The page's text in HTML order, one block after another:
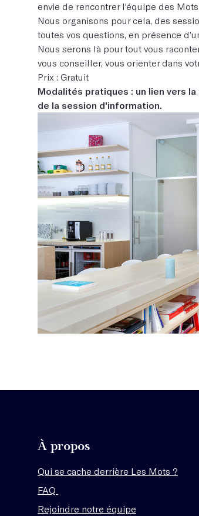
envie de rencontrer l'équipe des
Nous organisons pour cela, des
toutes vos questions, en présence
Nous serons là pour tout vous
vous conseiller, vous orienter dans
Prix : Gratuit
Modalités pratiques : un lien vers
de la session d'information.
À propos
Qui se cache derrière Les Mots ?
FAQ
Rejoindre notre équipe